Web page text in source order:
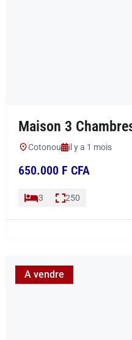
Maison 3
Cotonou il y a 1 mois
650.000 F CFA
3 250
A vendre